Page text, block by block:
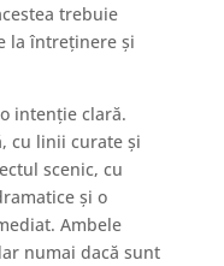
trebuie
la întreținere și
intenție clară.
cu linii curate și
scenic, cu
și o
Ambele
numai dacă sunt